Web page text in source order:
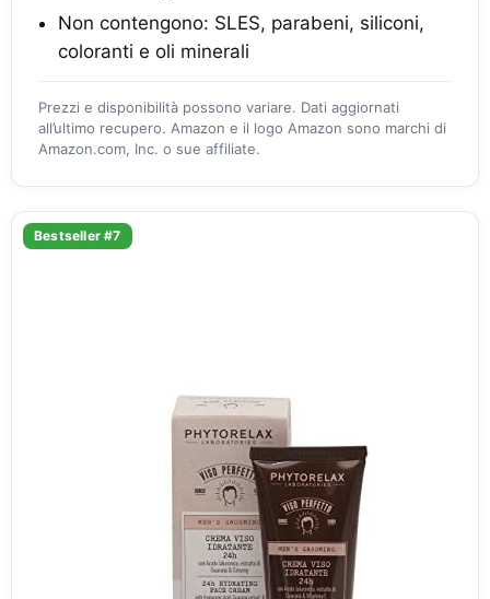
Non contengono: SLES, parabeni, siliconi,
coloranti e oli minerali
Prezzi e disponibilità possono variare. Dati aggiornati
all’ultimo recupero. Amazon e il logo Amazon sono marchi di
Amazon.com, Inc. o sue affiliate.
Bestseller #7